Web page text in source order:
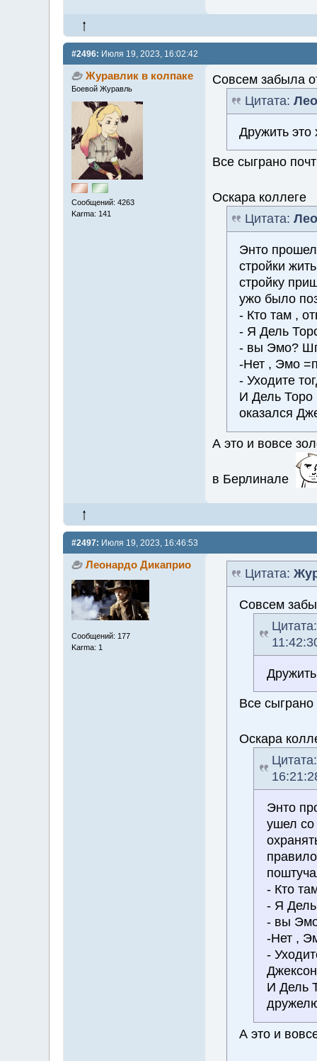
#2496: Июля 19, 2023, 16:02:42
Журавлик в колпаке
Боевой Журавль
Сообщений: 4263
Karma: 141
Совсем забыла
Цитата:
Дружить
Все сыграно
Оскара коллеге
Цитата:
Энто
стройки
стройку
ужо было
- Кто там ,
- Я Дель
- вы Эмо?
-Нет , Эмо
- Уходите
И Дель Торо
оказался
А это и вовсе
в Берлинале
#2497: Июля 19, 2023, 16:46:53
Леонардо Дикаприо
Сообщений: 177
Karma: 1
Цитата:
Совсем
Все
Оскара
Энто
ушел со
- Кто
- Я Дель
- вы
-Нет ,
-
Джексон
И Дель
А это и